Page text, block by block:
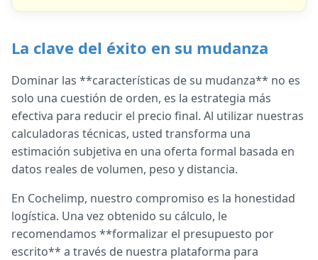
La clave del éxito en su mudanza
Dominar las **características de su mudanza** no es
solo una cuestión de orden, es la estrategia más
efectiva para reducir el precio final. Al utilizar nuestras
calculadoras técnicas, usted transforma una
estimación subjetiva en una oferta formal basada en
datos reales de volumen, peso y distancia.
En Cochelimp, nuestro compromiso es la honestidad
logística. Una vez obtenido su cálculo, le
recomendamos **formalizar el presupuesto por
escrito** a través de nuestra plataforma para